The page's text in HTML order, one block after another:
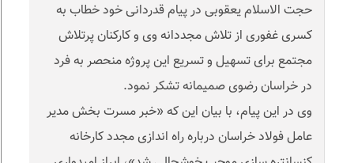
حجت الاسلام یعقوبی در پیام قدردانی خود خطاب به
کسری غفوری از تلاش مجددانه وی و کارکنان پرتلاش
مجتمع برای تسهیل و تسریع این پروژه منحصر به فرد
در خراسان رضوی صمیمانه تشکر نمود.
وی در این پیام، با بیان این که «خبر مسرت بخش مدیر
عامل فولاد خراسان درباره راه اندازی مجدد کارخانه